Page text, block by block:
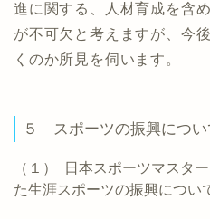
進に関する、人材育成を含
が不可欠と考えますが、今
くのか所見を伺います。
５ スポーツの振興につい
（１） 日本スポーツマスタ
た生涯スポーツの振興につい